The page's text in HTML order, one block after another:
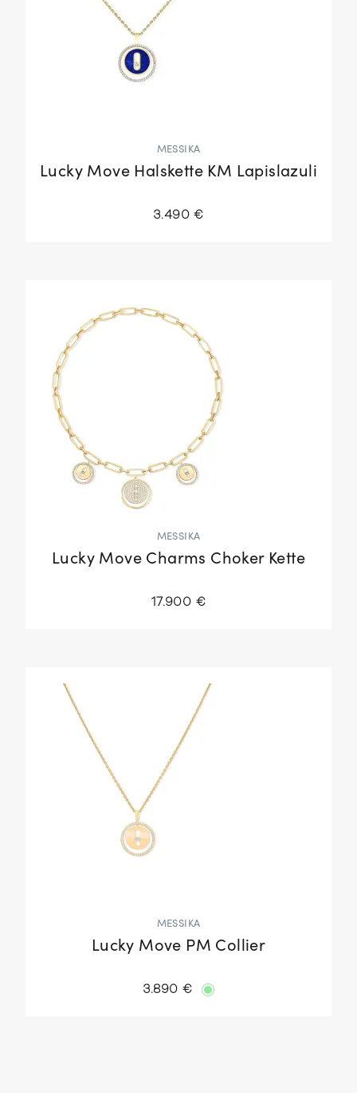
MESSIKA
Lucky Move Halskette KM Lapislazuli
3.490 €
MESSIKA
Lucky Move Charms Choker Kette
17.900 €
MESSIKA
Lucky Move PM Collier
3.890 €